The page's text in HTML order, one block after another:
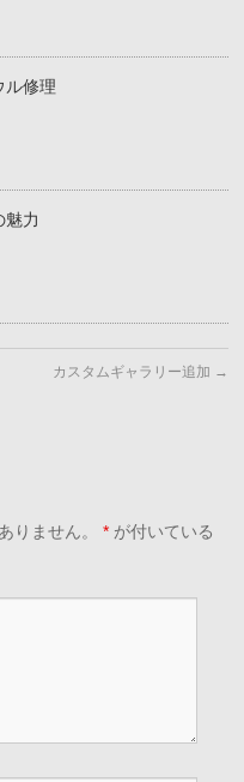
ル修理
力
カスタムギャラリー追加 →
りません。 * が付いている